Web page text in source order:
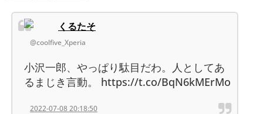
くるたそ
@coolfive_Xperia
小沢一郎、やっぱり駄目だわ。人としてあ
るまじき言動。 https://t.co/BqN6kMErMo
2022-07-08 20:18:50